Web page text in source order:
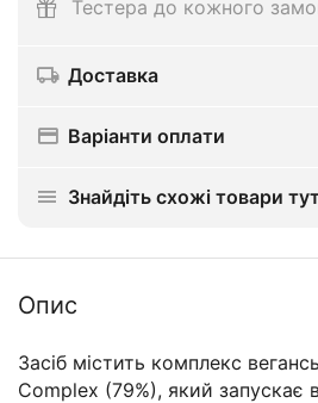
Тестера до кожного
Доставка
Варіанти оплати
Знайдіть схожі товари
Опис
Засіб містить комплекс
Complex (79%), який запускає